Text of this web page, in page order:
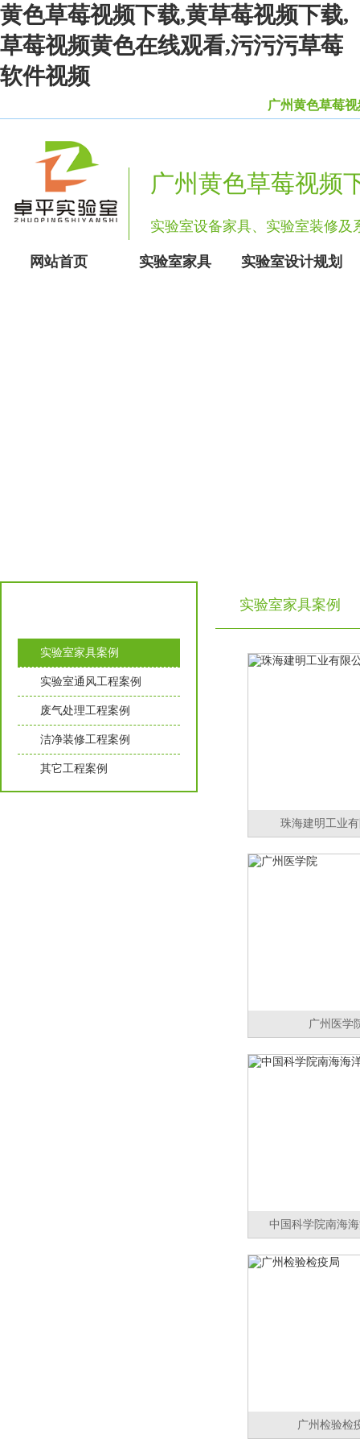
黄色草莓视频下载,黄草莓视频下载,
草莓视频黄色在线观看,污污污草莓
软件视频
广州黄色草莓视
广州黄色草莓视频
实验室设备家具、实验室装修
网站首页 实验室家具 实验室设计规划
实验室家具案例
实验室通风工程案例
废气处理工程案例
洁净装修工程案例
其它工程案例
实验室家具案例
珠海建明工业
广州医学
中国科学院南海
广州检验检